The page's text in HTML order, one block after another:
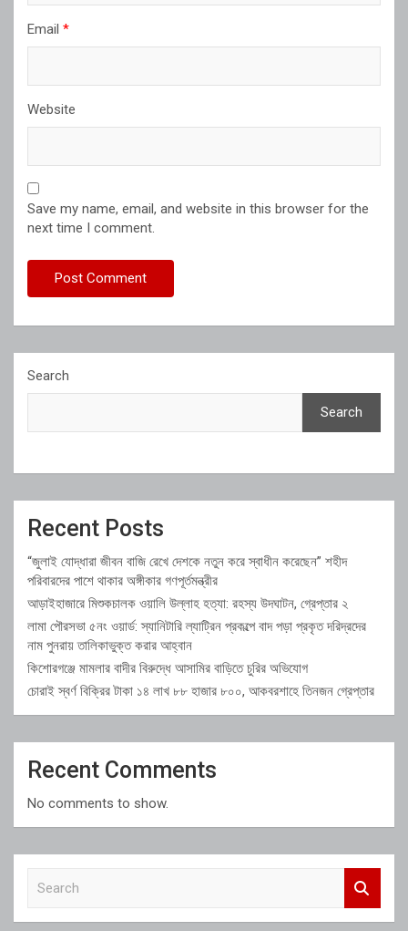
Email *
Website
Save my name, email, and website in this browser for the
next time I comment.
Search
Search
Recent Posts
“জুলাই যোদ্ধারা জীবন বাজি রেখে দেশকে নতুন করে স্বাধীন করেছেন” শহীদ
পরিবারদের পাশে থাকার অঙ্গীকার গণপূর্তমন্ত্রীর
আড়াইহাজারে মিশুকচালক ওয়ালি উল্লাহ হত্যা: রহস্য উদঘাটন, গ্রেপ্তার ২
লামা পৌরসভা ৫নং ওয়ার্ড: স্যানিটারি ল্যাট্রিন প্রকল্পে বাদ পড়া প্রকৃত দরিদ্রদের
নাম পুনরায় তালিকাভুক্ত করার আহ্বান
কিশোরগঞ্জে মামলার বাদীর বিরুদ্ধে আসামির বাড়িতে চুরির অভিযোগ
চোরাই স্বর্ণ বিক্রির টাকা ১৪ লাখ ৮৮ হাজার ৮০০, আকবরশাহে তিনজন গ্রেপ্তার
Recent Comments
No comments to show.